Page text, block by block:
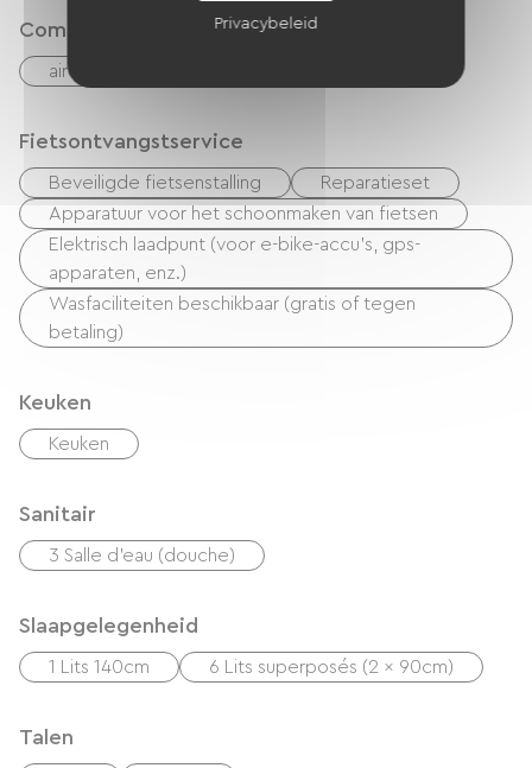
Comfort
airconditioning
Fietsontvangstservice
Beveiligde fietsenstalling
Reparatieset
Apparatuur voor het schoonmaken van fietsen
Elektrisch laadpunt (voor e-bike-accu's, gps-
apparaten, enz.)
Wasfaciliteiten beschikbaar (gratis of tegen
betaling)
Keuken
Keuken
Sanitair
3 Salle d'eau (douche)
Slaapgelegenheid
1 Lits 140cm 6 Lits superposés (2 x 90cm)
Talen
Privacybeleid